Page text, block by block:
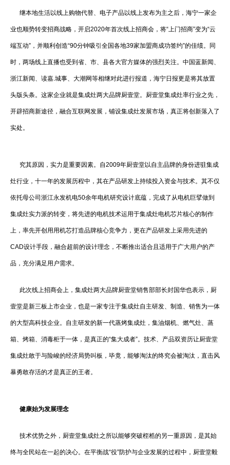
继本地生活以线上购物代替、电子产品以线上发布为主之后，海宁一家企
业也顺势转变招商战略，开启2020年首次线上招商会，将“上门招商”变为“云
端互动”，并顺利创造“90分钟吸引全国各地39家加盟商成功签约”的佳绩。同
时，两场线上直播也受到省、市、县各大官方媒体的强烈关注。中国蓝新闻、
浙江新闻、读嘉.城事、大潮网等相继对此进行报道，海宁日报更是将其放置
头版头条。这家企业就是集成灶两大品牌厨壹堂。厨壹堂集成灶率行业之先，
开辟招商新途径，融合互联网发展，铺设集成灶发展市场，真正将创新落入了
实处。
究其原因，实力是重要因素。自2009年厨壹堂以自主品牌的身份进驻集成
灶行业，十一年的发展历程中，其在产品研发上持续投入资金与技术。其不仅
依托母公司浙江永发机电50余年电机研究设计底蕴，完成了从电机巨擘做到
集成灶实力派的转变，将先进的电机技术运用于集成灶电机芯片核心的制作
上，率先开创用用机芯打造品牌核心竞争力，更在产品研发上采用先进的
CAD设计手段，融合超前的设计理念，不断推出适合且适用于广大用户的产
品，充分满足用户需求。
此次线上招商会上，集成灶两大品牌厨壹堂销售部部长封国华也表示，厨
壹堂是新三板上市企业，也是一家专注于集成灶自主研发、制造、销售为一体
的大型高科技企业。自主研发的新一代蒸烤集成灶，集油烟机、燃气灶、蒸
箱、烤箱、消毒柜于一体，是真正的“集大成者”。技术、产品双资历让厨壹堂
集成灶敢于与险峻的经济局势叫板，毕竟，能够淘汰的终究会被淘汰，直击风
暴勇敢存活的才是真正的王者。
健康始为发展理念
技术优势之外，厨壹堂集成灶之所以能够突破桎梏的另一重原因，是其始
终与全民站在一起的决心。在平衡战“役”防护与企业发展的过程中，厨壹堂毅